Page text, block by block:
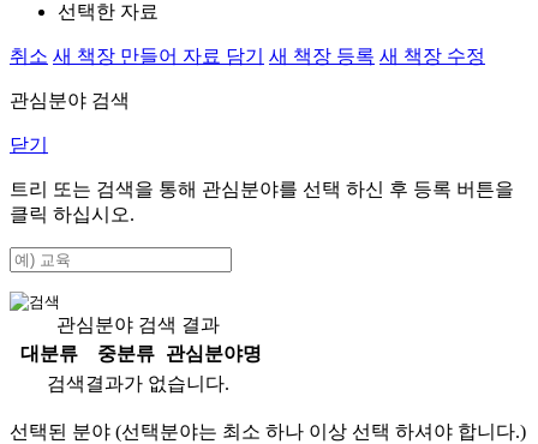
선택한 자료
취소 새 책장 만들어 자료 담기 새 책장 등록 새 책장 수정
관심분야 검색
닫기
트리 또는 검색을 통해 관심분야를 선택 하신 후 등록 버튼을
클릭 하십시오.
관심분야 검색 결과
대분류
중분류
관심분야명
검색결과가 없습니다.
선택된 분야 (선택분야는 최소 하나 이상 선택 하셔야 합니다.)